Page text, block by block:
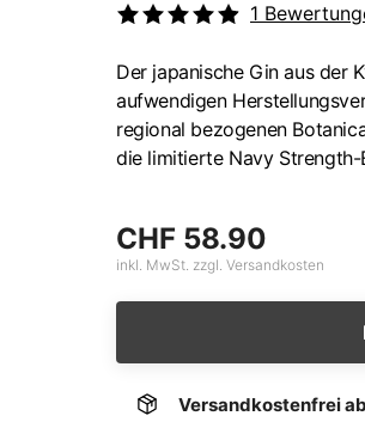
1
Der japanische Gin aus der
aufwendigen
regional bezogenen
die limitierte Navy Strength-
CHF 58.90
inkl. MwSt. zzgl. Versandkosten
Versandkostenfrei